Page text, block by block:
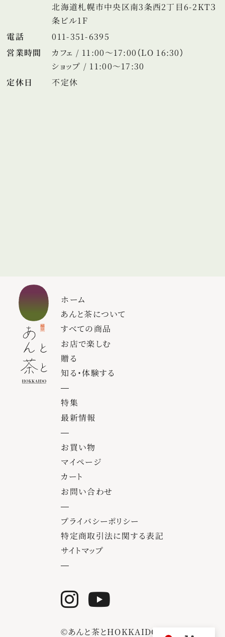
北海道札幌市中央区南3条西2丁目6-2KT３
条ビル1F
電話
011-351-6395
営業時間
カフェ / 11:00～17:00（LO 16:30）
ショップ / 11:00～17:30
定休日
不定休
ホーム
あんと茶について
すべての商品
お店で楽しむ
贈る
知る・体験する
特集
最新情報
お買い物
マイページ
カート
お問い合わせ
プライバシーポリシー
特定商取引法に関する表記
サイトマップ
©あんと茶とHOKKAIDO.